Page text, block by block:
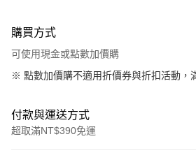
購買方式
可使用現金或點數加價購
※ 點數加價購不適用折價券與折扣活動，
付款與運送方式
超取滿NT$390免運